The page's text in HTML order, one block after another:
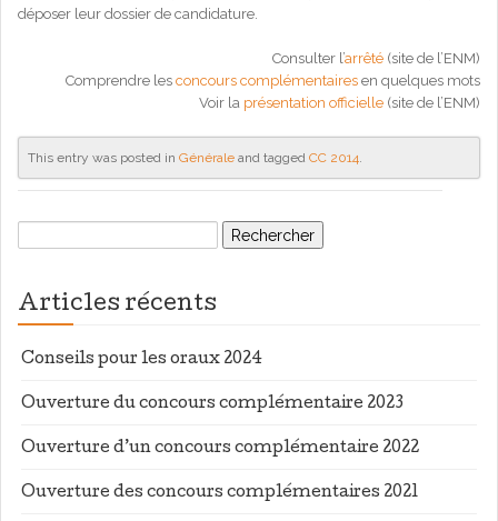
déposer leur dossier de candidature.
Consulter l’arrêté (site de l’ENM)
Comprendre les concours complémentaires en quelques mots
Voir la présentation officielle (site de l’ENM)
This entry was posted in Générale and tagged CC 2014.
Articles récents
Conseils pour les oraux 2024
Ouverture du concours complémentaire 2023
Ouverture d’un concours complémentaire 2022
Ouverture des concours complémentaires 2021